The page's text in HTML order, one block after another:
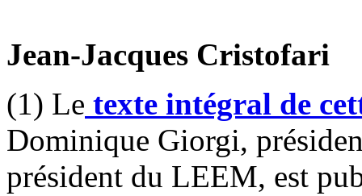
Jean-Jacques Cristofari
(1) Le texte intégral de
Dominique Giorgi,
président du LEEM, est